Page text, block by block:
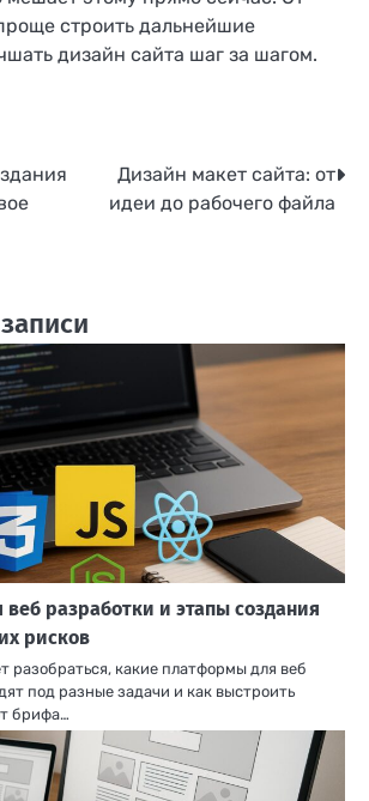
строить дальнейшие
дизайн сайта шаг за шагом.
Дизайн макет сайта: от
идеи до рабочего файла
разработки и этапы создания
рисков
разобраться, какие платформы для веб
под разные задачи и как выстроить
брифа…